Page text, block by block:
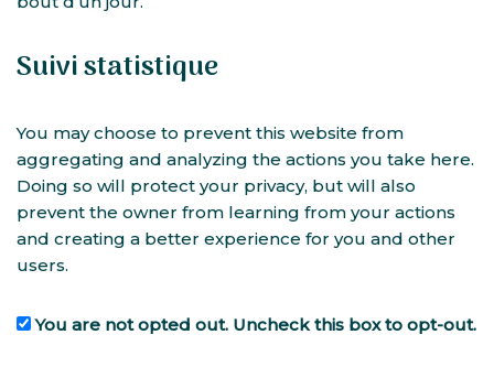
Suivi statistique
You may choose to prevent this website from
aggregating and analyzing the actions you take here.
Doing so will protect your privacy, but will also
prevent the owner from learning from your actions
and creating a better experience for you and other
users.
You are not opted out. Uncheck this box to opt-out.